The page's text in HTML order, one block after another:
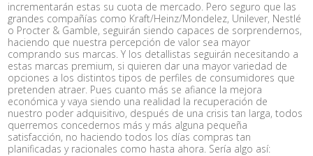
incrementarán estas su cuota de mercado. Pero seguro que las
grandes compañías como Kraft/Heinz/Mondelez, Unilever, Nestlé
o Procter & Gamble, seguirán siendo capaces de sorprendernos,
haciendo que nuestra percepción de valor sea mayor
comprando sus marcas. Y los detallistas seguirán necesitando a
estas marcas premium, si quieren dar una mayor variedad de
opciones a los distintos tipos de perfiles de consumidores que
pretenden atraer. Pues cuanto más se afiance la mejora
económica y vaya siendo una realidad la recuperación de
nuestro poder adquisitivo, después de una crisis tan larga, todos
querremos concedernos más y más alguna pequeña
satisfacción, no haciendo todos los días compras tan
planificadas y racionales como hasta ahora. Sería algo así: